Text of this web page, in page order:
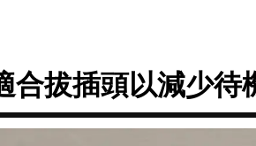
合拔插頭以減少待